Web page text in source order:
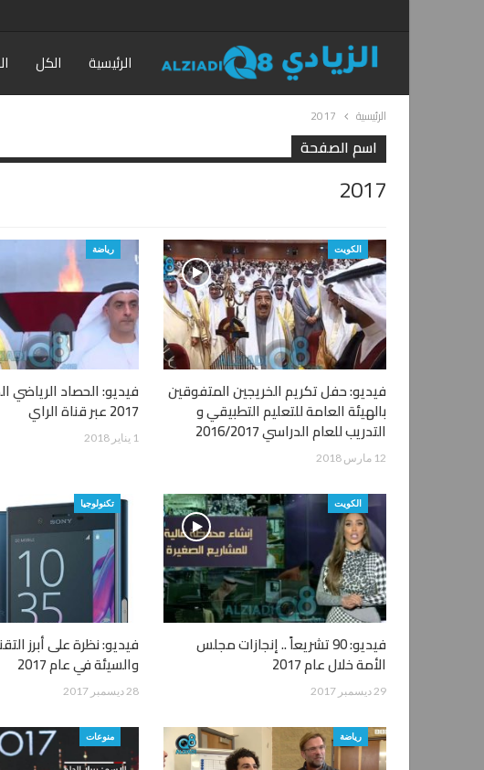
الرئيسية الكل
الرئيسية 2017
اسم الصفحة
2017
الكويت
فيديو: حفل تكريم الخريجين المتفوقين
بالهيئة العامة للتعليم التطبيقي و
التدريب للعام الدراسي 2016/2017
12 مارس 2018
رياضة
فيديو: الحصاد الرياضي
2017 عبر قناة الراي
1 يناير 2018
الكويت
فيديو: 90 تشريعاً .. إنجازات مجلس
الأمة خلال عام 2017
29 ديسمبر 2017
تكنولوجيا
فيديو: نظرة على أبرز
والسيئة في عام 2017
28 ديسمبر 2017
رياضة منوعات